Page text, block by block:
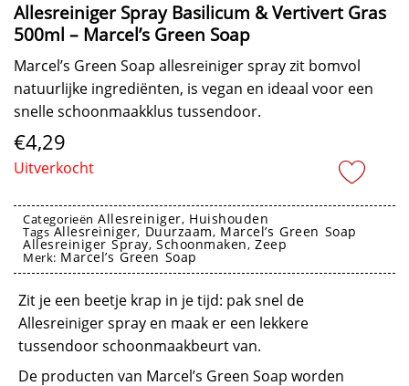
Allesreiniger Spray Basilicum & Vertivert Gras
500ml – Marcel’s Green Soap
Marcel’s Green Soap allesreiniger spray zit bomvol
natuurlijke ingrediënten, is vegan en ideaal voor een
snelle schoonmaakklus tussendoor.
€4,29
Uitverkocht
Categorieën Allesreiniger, Huishouden
Tags Allesreiniger, Duurzaam, Marcel’s Green Soap
Allesreiniger Spray,Schoonmaken,Zeep
Merk: Marcel’s Green Soap
Zit je een beetje krap in je tijd: pak snel de
Allesreiniger spray en maak er een lekkere
tussendoor schoonmaakbeurt van.
De producten van Marcel’s Green Soap worden